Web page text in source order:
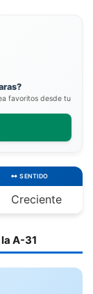
favoritos desde tu
SENTIDO
Creciente
A-31